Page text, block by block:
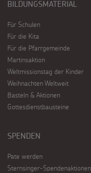
BILDUNGSMATERIAL
Für Schulen
Für die Kita
Für die Pfarrgemeinde
Martinsaktion
Weltmissionstag der Kinder
Weihnachten Weltweit
Basteln & Aktionen
Gottesdienstbausteine
SPENDEN
Pate werden
Sternsinger-Spendenaktionen